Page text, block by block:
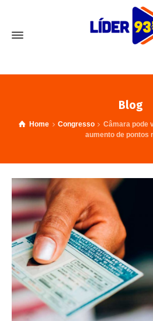
Blog
Home Congresso
Câmara pode
aumento de pontos